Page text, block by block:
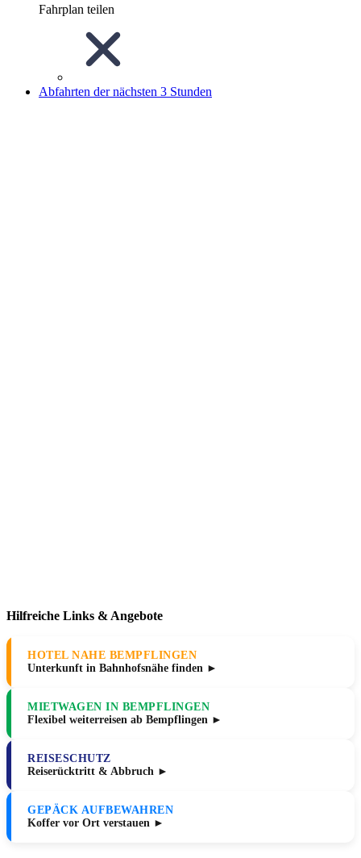
Fahrplan teilen
Abfahrten der nächsten 3 Stunden
Hilfreiche Links & Angebote
HOTEL NAHE BEMPFLINGEN
Unterkunft in Bahnhofsnähe finden ►
MIETWAGEN IN BEMPFLINGEN
Flexibel weiterreisen ab Bempflingen ►
REISESCHUTZ
Reiserücktritt & Abbruch ►
GEPÄCK AUFBEWAHREN
Koffer vor Ort verstauen ►